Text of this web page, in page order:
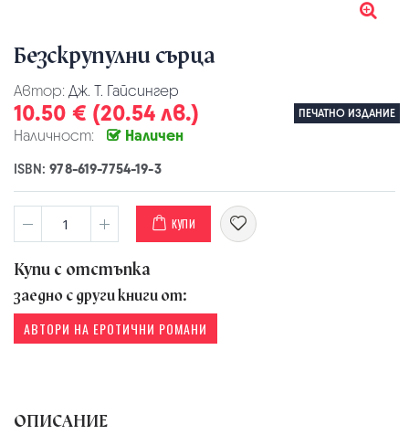
Безскрупулни сърца
Автор: Дж. Т. Гайсингер
10.50 € (20.54 лв.) ПЕЧАТНО ИЗДАНИЕ
Наличност: Наличен
ISBN:978-619-7754-19-3
КУПИ
Купи с отстъпка
заедно с други книги от:
АВТОРИ НА ЕРОТИЧНИ РОМАНИ
ОПИСАНИЕ